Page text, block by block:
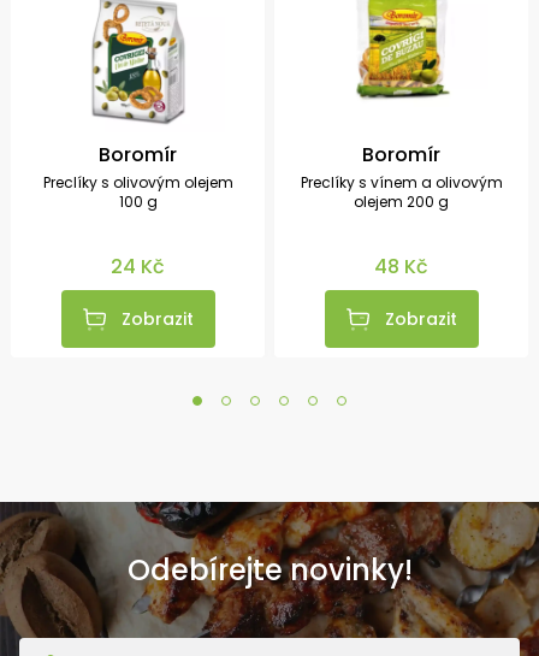
Boromír
Preclíky s olivovým olejem
100 g
24 Kč
Zobrazit
Boromír
Preclíky s vínem a olivovým
olejem 200 g
48 Kč
Zobrazit
Odebírejte novinky!